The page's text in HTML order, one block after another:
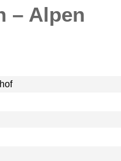
– Alpen